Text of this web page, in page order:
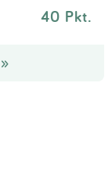
40 Pkt.